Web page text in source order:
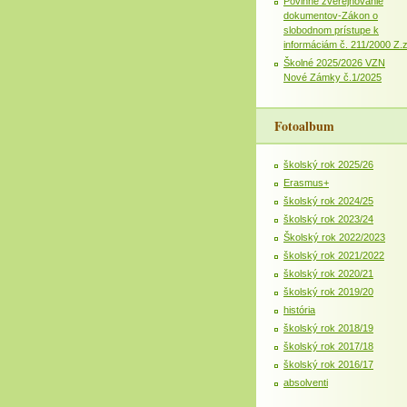
dokumentov-Zákon o
slobodnom prístupe k
informáciám č. 211/2000 Z.z
Školné 2025/2026 VZN
Nové Zámky č.1/2025
Fotoalbum
školský rok 2025/26
Erasmus+
školský rok 2024/25
školský rok 2023/24
Školský rok 2022/2023
školský rok 2021/2022
školský rok 2020/21
školský rok 2019/20
história
školský rok 2018/19
školský rok 2017/18
školský rok 2016/17
absolventi